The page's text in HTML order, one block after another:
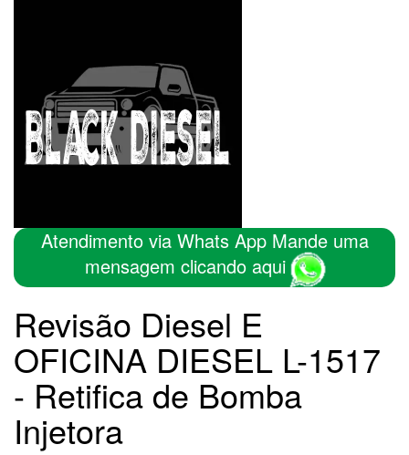
Atendimento via Whats App Mande uma
mensagem clicando aqui
Revisão Diesel E
OFICINA DIESEL L-1517
- Retifica de Bomba
Injetora